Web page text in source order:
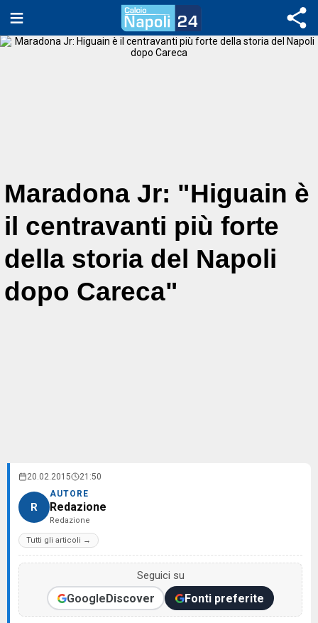
Maradona Jr: "Higuain è
il centravanti più forte
della storia del Napoli
dopo Careca"
20.02.2015 21:50
R
AUTORE
Redazione
Redazione
Tutti gli articoli →
Seguici su
GoogleDiscover Fonti preferite